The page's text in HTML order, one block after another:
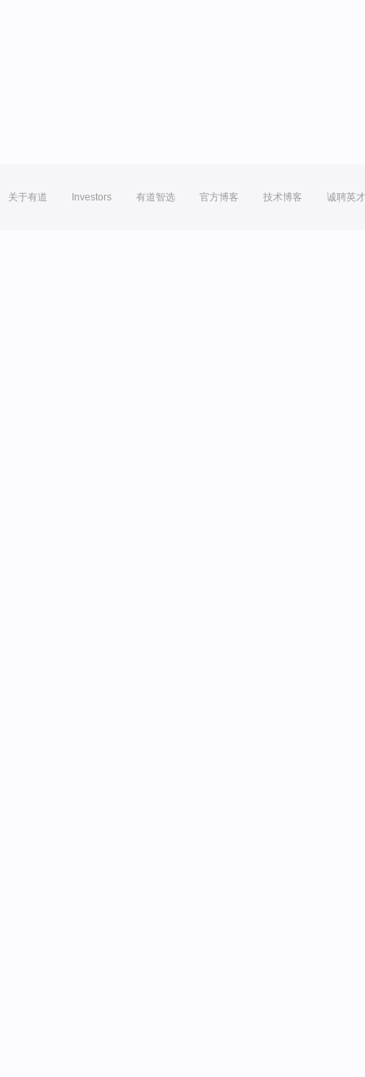
关于有道 Investors 有道智选 官方博客 技术博客 诚聘英才